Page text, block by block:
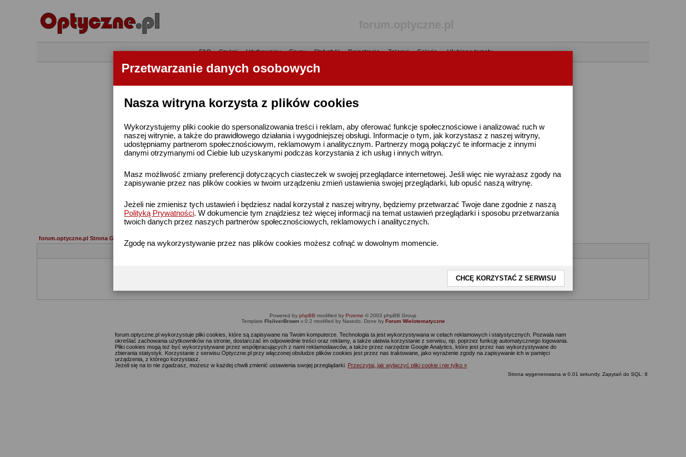
Przetwarzanie danych osobowych
Nasza witryna korzysta z plików cookies
Wykorzystujemy pliki cookie do spersonalizowania treści i reklam, aby oferować funkcje społecznościowe i analizować ruch w
naszej witrynie, a także do prawidłowego działania i wygodniejszej obsługi. Informacje o tym, jak korzystasz z naszej witryny,
udostępniamy partnerom społecznościowym, reklamowym i analitycznym. Partnerzy mogą połączyć te informacje z innymi
danymi otrzymanymi od Ciebie lub uzyskanymi podczas korzystania z ich usług i innych witryn.
Masz możliwość zmiany preferencji dotyczących ciasteczek w swojej przeglądarce internetowej. Jeśli więc nie wyrażasz zgody na
zapisywanie przez nas plików cookies w twoim urządzeniu zmień ustawienia swojej przeglądarki, lub opuść naszą witrynę.
Jeżeli nie zmienisz tych ustawień i będziesz nadal korzystał z naszej witryny, będziemy przetwarzać Twoje dane zgodnie z naszą
Polityką Prywatności. W dokumencie tym znajdziesz też więcej informacji na temat ustawień przeglądarki i sposobu przetwarzania
twoich danych przez naszych partnerów społecznościowych, reklamowych i analitycznych.
Zgodę na wykorzystywanie przez nas plików cookies możesz cofnąć w dowolnym momencie.
CHCĘ KORZYSTAĆ Z SERWISU
•FAQ•Szukaj•Użytkownicy•Grupy•Statystyki•Rejestracja•Zaloguj•Galerie• Ulubione tematy
forum.optyczne.pl Strona Główna
żeby przejść do formularza rejestracyjnego.
Powered by phpBB modified by Przemo © 2003 phpBB Group
Template FIsilverBrownv 0.2 modified by Nasedo. Done by Forum Wielotematyczne
forum.optyczne.pl wykorzystuje pliki cookies, które są zapisywane na Twoim komputerze. Technologia ta jest wykorzystywana w celach reklamowych i statystycznych. Pozwala nam
określać zachowania użytkowników na stronie, dostarczać im odpowiednie treści oraz reklamy, a także ułatwia korzystanie z serwisu, np. poprzez funkcję automatycznego logowania.
Pliki cookies mogą też być wykorzystywane przez współpracujących z nami reklamodawców, a także przez narzędzie Google Analytics, które jest przez nas wykorzystywane do
zbierania statystyk. Korzystanie z serwisu Optyczne.pl przy włączonej obsłudze plików cookies jest przez nas traktowane, jako wyrażenie zgody na zapisywanie ich w pamięci
urządzenia, z którego korzystasz.
Jeżeli się na to nie zgadzasz, możesz w każdej chwili zmienić ustawienia swojej przeglądarki. Przeczytaj, jak wyłączyć pliki cookie i nie tylko »
Strona wygenerowana w 0.01 sekundy. Zapytań do SQL: 8